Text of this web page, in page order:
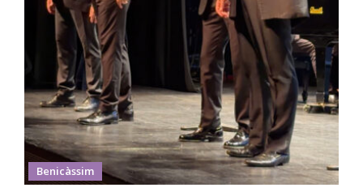
Benicàssim